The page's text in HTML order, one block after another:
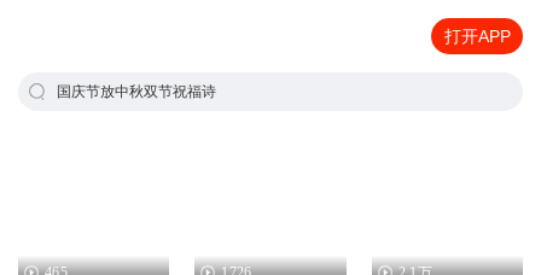
打开APP
国庆节放中秋双节祝福诗